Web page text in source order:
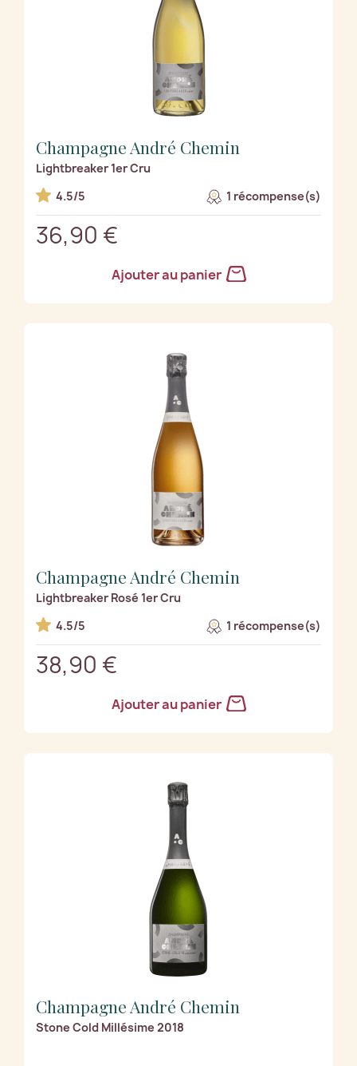
Champagne André Chemin
Lightbreaker 1er Cru
4.5/5
1 récompense(s)
36,90 €
Ajouter au panier
Champagne André Chemin
Lightbreaker Rosé 1er Cru
4.5/5
1 récompense(s)
38,90 €
Ajouter au panier
Champagne André Chemin
Stone Cold Millésime 2018